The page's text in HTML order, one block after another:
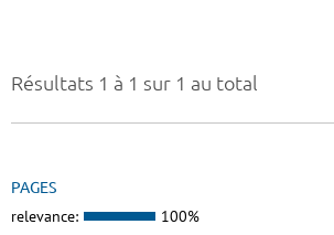
Résultats 1 à 1 sur 1 au total
PAGES
relevance: 100%